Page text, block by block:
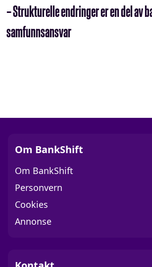
– Strukturelle endringer er en del av
samfunnsansvar
Om BankShift
Om BankShift
Personvern
Cookies
Annonse